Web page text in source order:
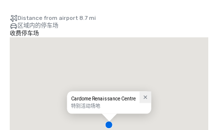
Distance from airport 8.7 mi
区域内的停车场
收费停车场
Cardome Renaissance Centre
特别活动场地